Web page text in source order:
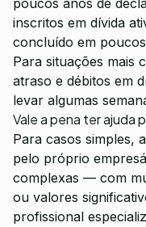
poucos anos de
inscritos em dívida
concluído em
Para situações mais
atraso e débitos em
levar algumas
Vale a pena ter ajuda
Para casos simples,
pelo próprio
complexas — com
ou valores
profissional